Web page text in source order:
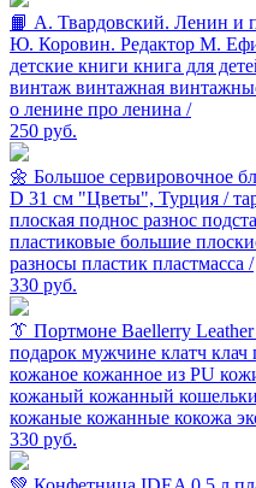
📙 А. Твардовский. Ленин и
Ю. Коровин. Редактор М.
детские книги книга для
винтаж винтажная
о ленине про ленина /
250 руб.
🌼 Большое cервировочное
D 31 см "Цветы", Турция /
плоская поднос разнос
пластиковые большие
разносы пластик пластмасса /
330 руб.
👔 Портмоне Baellerry
подарок мужчине клатч
кожаное кожанное из PU
кожаный кожанный
кожаные кожанные кокожа
330 руб.